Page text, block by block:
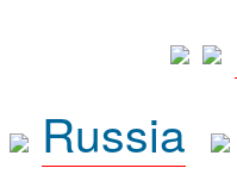
Russia